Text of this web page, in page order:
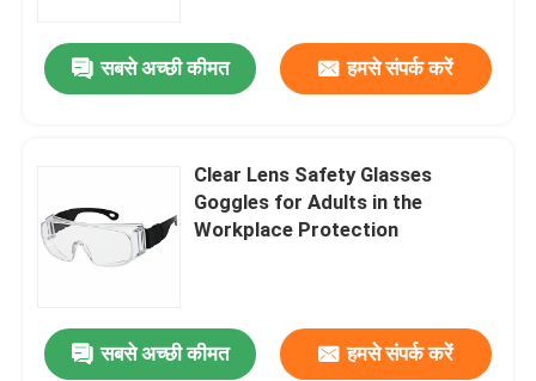
सबसे अच्छी कीमत हमसे संपर्क करें
Clear Lens Safety Glasses
Goggles for Adults in the
Workplace Protection
सबसे अच्छी कीमत हमसे संपर्क करें